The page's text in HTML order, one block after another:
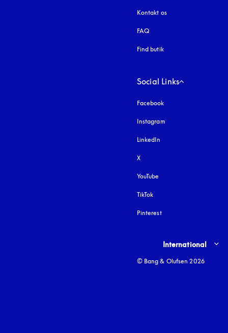
Kontakt os
FAQ
Find butik
Social Links
Facebook
Instagram
LinkedIn
X
YouTube
TikTok
Pinterest
Select country and
International
© Bang & Olufsen 2026